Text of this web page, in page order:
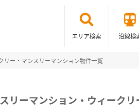
エリア検索 沿線検
リー・マンスリーマンション物件一覧
リーマンション・ウィーク